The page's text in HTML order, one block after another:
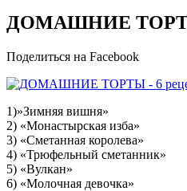
ДОМАШНИЕ
Поделиться на Facebook
1)»Зимняя вишня»
2) «Монастырская изба»
3) «Сметанная королева»
4) «Трюфельный сметанник»
5) «Вулкан»
6) «Молочная девочка»